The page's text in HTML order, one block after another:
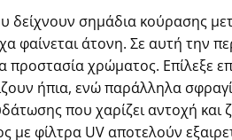
δείχνουν σημάδια κούρασης
φαίνεται άτονη. Σε αυτή την
προστασία χρώματος. Επίλεξε
ήπια, ενώ παράλληλα
που χαρίζει αντοχή και
φίλτρα UV αποτελούν